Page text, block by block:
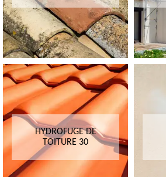
HYDROFUGE DE
TOITURE 30